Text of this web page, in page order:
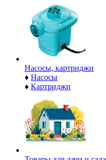
Насосы, картриджи
♦ Насосы
♦ Картриджи